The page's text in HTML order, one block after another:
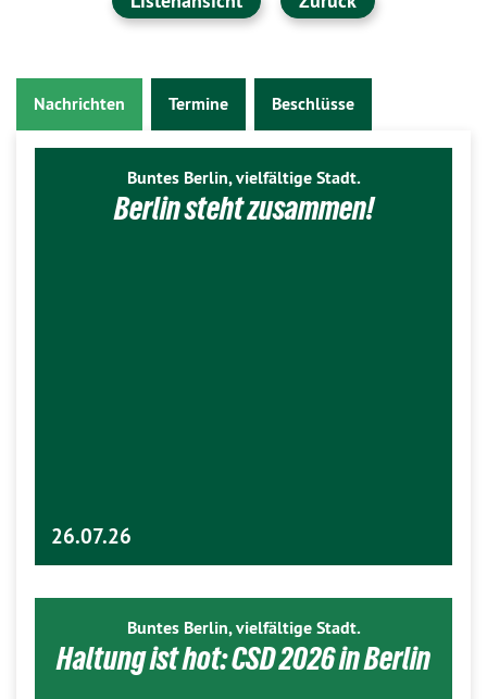
Nachrichten Termine Beschlüsse
Buntes Berlin, vielfältige Stadt.
Berlin steht zusammen!
26.07.26
Buntes Berlin, vielfältige Stadt.
Haltung ist hot: CSD 2026 in Berlin